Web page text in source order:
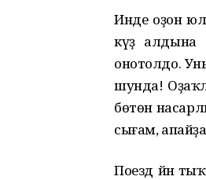
Инде оҙон
күҙ алдына
онотолдо.
шунда!
бөтөн
сығам,
Поезд йәнә